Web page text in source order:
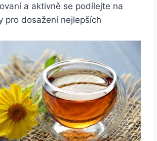
⁣a aktivně se⁤ podílejte na
pro dosažení nejlepších